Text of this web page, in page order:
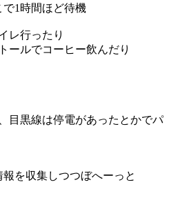
で1時間ほど待機
レ行ったり
ールでコーヒー飲んだり
目黒線は停電があったとかでパ
を収集しつつぼへーっと